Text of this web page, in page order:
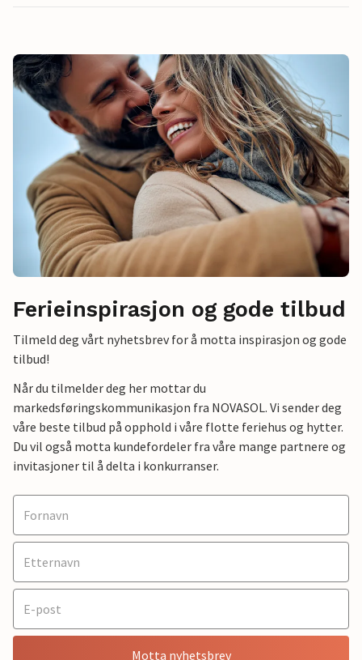
Ferieinspirasjon og gode tilbud
Tilmeld deg vårt nyhetsbrev for å motta inspirasjon og gode
tilbud!
Når du tilmelder deg her mottar du
markedsføringskommunikasjon fra NOVASOL. Vi sender deg
våre beste tilbud på opphold i våre flotte feriehus og hytter.
Du vil også motta kundefordeler fra våre mange partnere og
invitasjoner til å delta i konkurranser.
Motta nyhetsbrev